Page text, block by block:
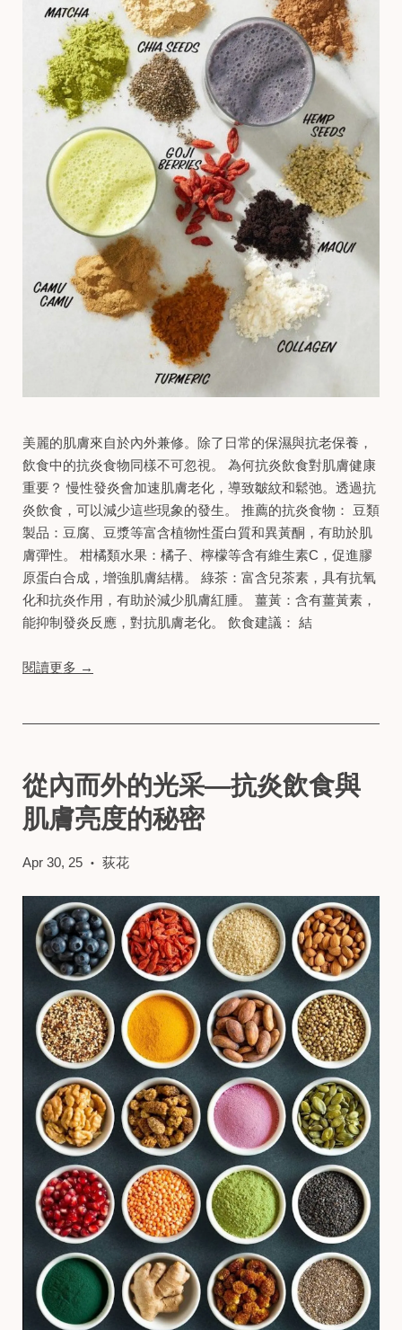
美麗的肌膚來自於內外兼修。​除了日常的保濕與抗老保養，
飲食中的抗炎食物同樣不可忽視。​ 為何抗炎飲食對肌膚健康
重要？ 慢性發炎會加速肌膚老化，導致皺紋和鬆弛。​透過抗
炎飲食，可以減少這些現象的發生。​ 推薦的抗炎食物： 豆類
製品：​豆腐、豆漿等富含植物性蛋白質和異黃酮，有助於肌
膚彈性。​ 柑橘類水果：​橘子、檸檬等含有維生素C，促進膠
原蛋白合成，增強肌膚結構。​ 綠茶：​富含兒茶素，具有抗氧
化和抗炎作用，有助於減少肌膚紅腫。​ 薑黃：​含有薑黃素，
能抑制發炎反應，對抗肌膚老化。​ 飲食建議： 結
閱讀更多 →
從內而外的光采—抗炎飲食與
肌膚亮度的秘密
Apr 30, 25 • 荻花